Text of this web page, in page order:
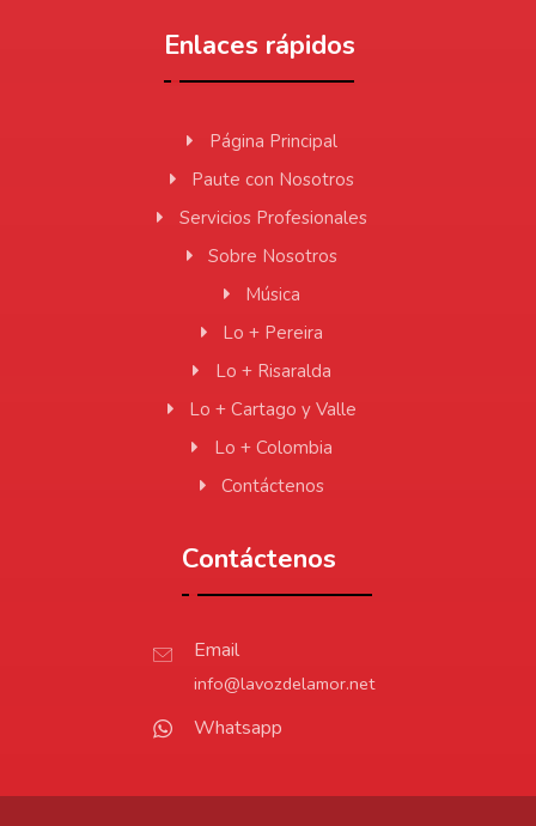
Enlaces rápidos
Página Principal
Paute con Nosotros
Servicios Profesionales
Sobre Nosotros
Música
Lo + Pereira
Lo + Risaralda
Lo + Cartago y Valle
Lo + Colombia
Contáctenos
Contáctenos
Email
info@lavozdelamor.net
Whatsapp